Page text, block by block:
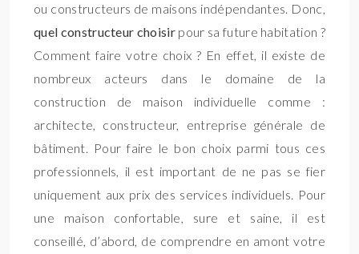
ou constructeurs de maisons indépendantes. Donc,
quel constructeur choisir pour sa future habitation ?
Comment faire votre choix ? En effet, il existe de
nombreux acteurs dans le domaine de la
construction de maison individuelle comme :
architecte, constructeur, entreprise générale de
bâtiment. Pour faire le bon choix parmi tous ces
professionnels, il est important de ne pas se fier
uniquement aux prix des services individuels. Pour
une maison confortable, sure et saine, il est
conseillé, d’abord, de comprendre en amont votre